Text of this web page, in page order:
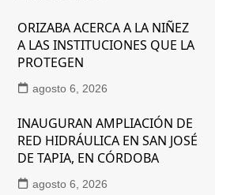
ORIZABA ACERCA A LA NIÑEZ
A LAS INSTITUCIONES QUE LA
PROTEGEN
agosto 6, 2026
INAUGURAN AMPLIACIÓN DE
RED HIDRÁULICA EN SAN JOSÉ
DE TAPIA, EN CÓRDOBA
agosto 6, 2026